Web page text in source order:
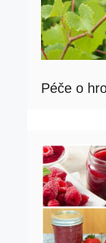
Péče o